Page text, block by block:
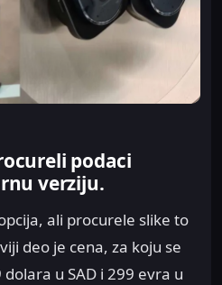
podaci
verziju.
ali procurele slike to
deo je cena, za koju se
u SAD i 299 evra u